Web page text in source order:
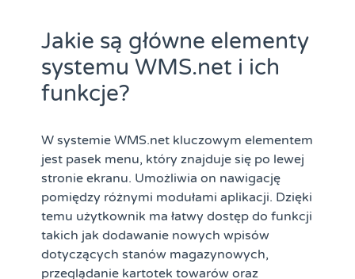
Jakie są główne elementy
systemu WMS.net i ich
funkcje?
W systemie WMS.net kluczowym elementem
jest pasek menu, który znajduje się po lewej
stronie ekranu. Umożliwia on nawigację
pomiędzy różnymi modułami aplikacji. Dzięki
temu użytkownik ma łatwy dostęp do funkcji
takich jak dodawanie nowych wpisów
dotyczących stanów magazynowych,
przeglądanie kartotek towarów oraz